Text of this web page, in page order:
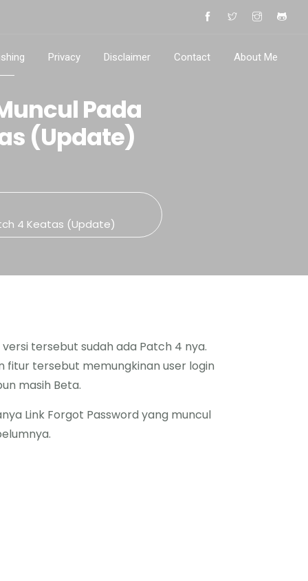
Privacy Disclaimer Contact About Me
Pada
(Update)
4 Keatas (Update)
tersebut sudah ada Patch 4 nya.
fitur tersebut memungkinan user login
masih Beta.
Link Forgot Password yang muncul